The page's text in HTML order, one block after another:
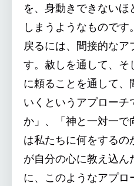
を、身動きできない
しまうようなもので
戻るには、間接的な
す。赦しを通して、そ
に頼ることを通して、
いくというアプロー
か」、「神と一対一で
は私たちに何をするの
が自分の心に教え込ん
に、このようなアプ